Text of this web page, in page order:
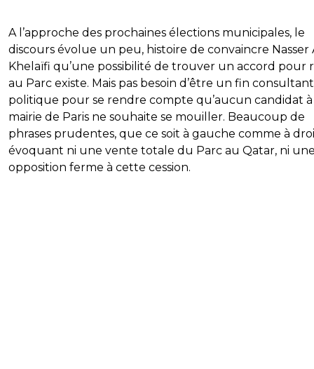
A l’approche des prochaines élections municipales, le
discours évolue un peu, histoire de convaincre Nasser
Khelaïfi qu’une possibilité de trouver un accord pour
au Parc existe. Mais pas besoin d’être un fin consultant
politique pour se rendre compte qu’aucun candidat à
mairie de Paris ne souhaite se mouiller. Beaucoup de
phrases prudentes, que ce soit à gauche comme à
évoquant ni une vente totale du Parc au Qatar, ni
opposition ferme à cette cession.